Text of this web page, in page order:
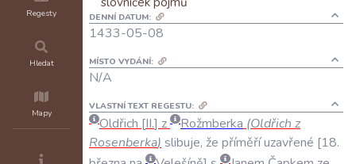
Regesty
Hledat
Mapy
DENNÍ DATUM:
1433-05-08
MÍSTO VYDÁNÍ:
N/A
VLASTNÍ TEXT REGESTU:
Oldřich II. z Rožmberka (Oldřich z
Rosenberka) slibuje, že příměříuzavřené 18.